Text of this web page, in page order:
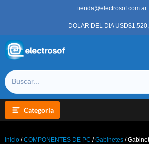
tienda@electrosof.com.ar
DOLAR DEL DIA
Categoría
Inicio /COMPONENTES DE PC /Gabinetes /